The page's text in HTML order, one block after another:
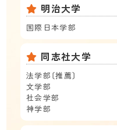
明治大学
国際日本学部
同志社大学
法学部〔推薦〕
文学部
社会学部
神学部